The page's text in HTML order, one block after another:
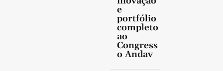
e
portfólio
completo
ao
Congress
o Andav